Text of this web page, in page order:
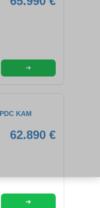
➜
KAM
62.890 €
➜